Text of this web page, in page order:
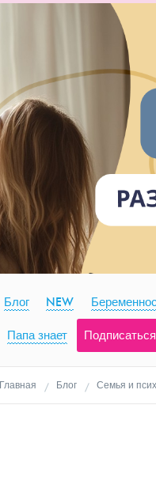
Блог NEW
Папа знает Подписаться
Главная Блог Семья и